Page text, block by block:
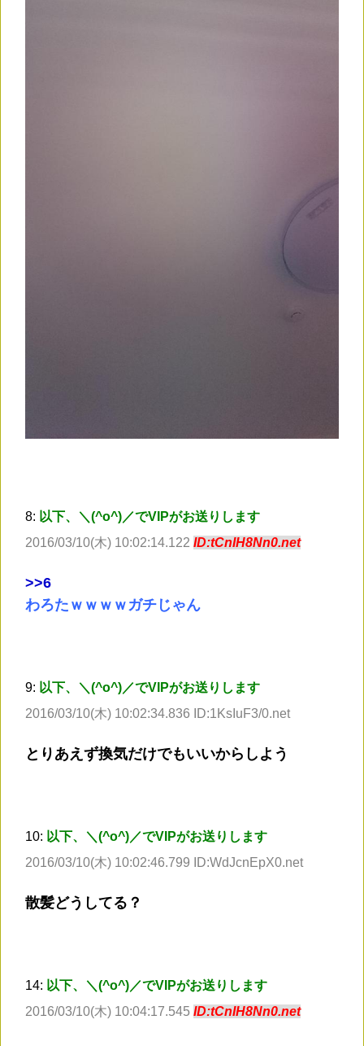
8: 以下、＼(^o^)／でVIPがお送りします
2016/03/10(木) 10:02:14.122 ID:tCnIH8Nn0.net
>>6
わろたｗｗｗｗガチじゃん
9: 以下、＼(^o^)／でVIPがお送りします
2016/03/10(木) 10:02:34.836 ID:1KsIuF3/0.net
とりあえず換気だけでもいいからしよう
10: 以下、＼(^o^)／でVIPがお送りします
2016/03/10(木) 10:02:46.799 ID:WdJcnEpX0.net
散髪どうしてる？
14: 以下、＼(^o^)／でVIPがお送りします
2016/03/10(木) 10:04:17.545 ID:tCnIH8Nn0.net